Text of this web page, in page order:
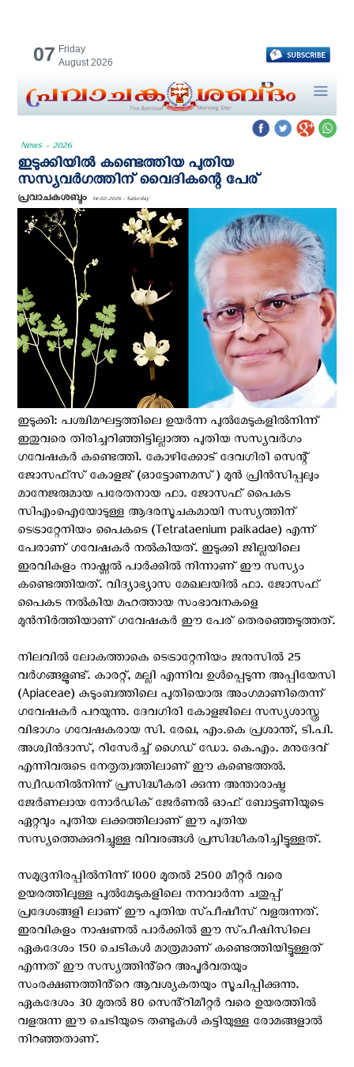
07 Friday
August 2026
News - 2026
ഇടുക്കിയില്‍ കണ്ടെത്തിയ പുതിയ
സസ്യവർഗത്തിന് വൈദികന്റെ പേര്
പ്രവാചകശബ്ദം 14-02-2026 - Saturday
ഇടുക്കി: പശ്ചിമഘട്ടത്തിലെ ഉയർന്ന പുൽമേടുകളിൽനിന്ന്
ഇതുവരെ തിരിച്ചറിഞ്ഞിട്ടില്ലാത്ത പുതിയ സസ്യവർഗം
ഗവേഷകർ കണ്ടെത്തി. കോഴിക്കോട് ദേവഗിരി സെന്റ്
ജോസഫ്‌സ് കോളജ് (ഓട്ടോണമസ്) മുൻ പ്രിൻസിപ്പലും
മാനേജരുമായ പരേതനായ ഫാ. ജോസഫ് പൈകട
സിഎംഐയോടുള്ള ആദരസൂചകമായി സസ്യത്തിന്
ടെട്രാറ്റേനിയം പൈകടെ (Tetrataenium paikadae) എന്ന്
പേരാണ് ഗവേഷകര്‍ നല്‍കിയത്. ഇടുക്കി ജില്ലയിലെ
ഇരവികുളം നാഷ്ണൽ പാർക്കിൽ നിന്നാണ് ഈ സസ്യം
കണ്ടെത്തിയത്. വിദ്യാഭ്യാസ മേഖലയിൽ ഫാ. ജോസഫ്
പൈകട നൽകിയ മഹത്തായ സംഭാവനകളെ
മുൻനിർത്തിയാണ് ഗവേഷകർ ഈ പേര് തെരഞ്ഞെടുത്തത്.
നിലവിൽ ലോകത്താകെ ടെട്രാറ്റേനിയം ജനുസിൽ 25
വർഗങ്ങളുണ്ട്. കാരറ്റ്, മല്ലി എന്നിവ ഉൾപ്പെടുന്ന അപ്പിയേസി
(Apiaceae) കുടുംബത്തിലെ പുതിയൊരു അംഗമാണിതെന്ന്
ഗവേഷകര്‍ പറയുന്നു. ദേവഗിരി കോളജിലെ സസ്യശാസ്ത്ര
വിഭാഗം ഗവേഷകരായ സി. രേഖ, എം.കെ പ്രശാന്ത്, ടി.പി.
അശ്വിൻദാസ്, റിസേർച്ച് ഗൈഡ് ഡോ. കെ.എം. മനുദേവ്
എന്നിവരുടെ നേതൃത്വത്തിലാണ് ഈ കണ്ടെത്തൽ.
സ്വീഡനിൽനിന്ന് പ്രസിദ്ധീകരി ക്കുന്ന അന്താരാഷ്ട്ര
ജേർണലായ നോർഡിക് ജേർണൽ ഓഫ് ബോട്ടണിയുടെ
ഏറ്റവും പുതിയ ലക്കത്തിലാണ് ഈ പുതിയ
സസ്യത്തെക്കുറിച്ചുള്ള വിവരങ്ങൾ പ്രസിദ്ധീകരിച്ചിട്ടുള്ളത്.
സമുദ്രനിരപ്പിൽനിന്ന് 1000 മുതൽ 2500 മീറ്റർ വരെ
ഉയരത്തിലുള്ള പുൽമേടുകളിലെ നനവാർന്ന ചതുപ്പ്
പ്രദേശങ്ങളി ലാണ് ഈ പുതിയ സ്‌പീഷീസ് വളരുന്നത്.
ഇരവികുളം നാഷണൽ പാർക്കിൽ ഈ സ്‌പീഷിസിലെ
ഏകദേശം 150 ചെടികൾ മാത്രമാണ് കണ്ടെത്തിയിട്ടുള്ളത്
എന്നത് ഈ സസ്യത്തിൻ്റെ അപൂർവതയും
സംരക്ഷണത്തിൻ്റെ ആവശ്യകതയും സൂചിപ്പിക്കുന്നു.
ഏകദേശം 30 മുതൽ 80 സെൻ്റിമീറ്റർ വരെ ഉയരത്തിൽ
വളരുന്ന ഈ ചെടിയുടെ തണ്ടുകൾ കട്ടിയുള്ള രോമങ്ങളാൽ
നിറഞ്ഞതാണ്.